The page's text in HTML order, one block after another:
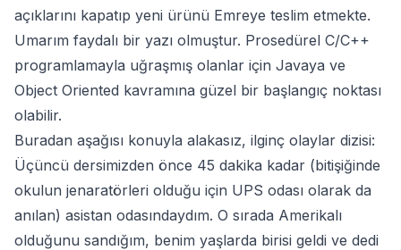
açıklarını kapatıp yeni ürünü Emreye teslim etmekte.
Umarım faydalı bir yazı olmuştur. Prosedürel C/C++
programlamayla uğraşmış olanlar için Javaya ve
Object Oriented kavramına güzel bir başlangıç noktası
olabilir.
Buradan aşağısı konuyla alakasız, ilginç olaylar dizisi:
Üçüncü dersimizden önce 45 dakika kadar (bitişiğinde
okulun jenaratörleri olduğu için UPS odası olarak da
anılan) asistan odasındaydım. O sırada Amerikalı
olduğunu sandığım, benim yaşlarda birisi geldi ve dedi